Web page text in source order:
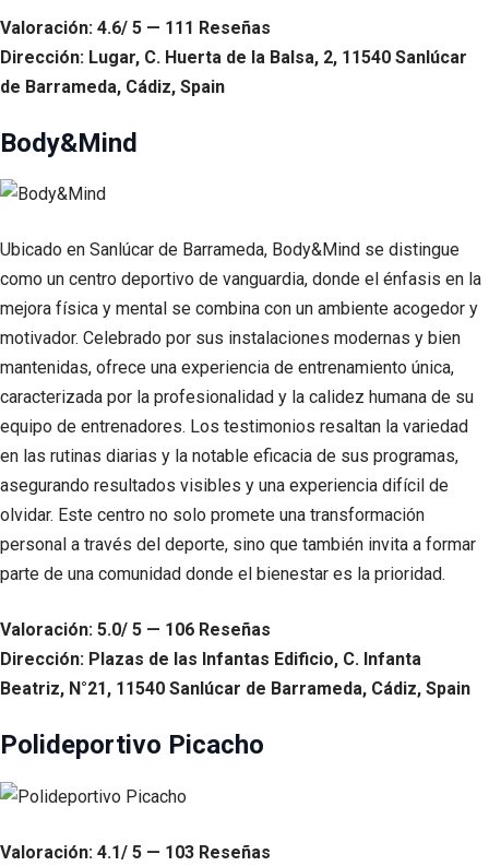
Valoración: 4.6/ 5 — 111 Reseñas
Dirección: Lugar, C. Huerta de la Balsa, 2, 11540 Sanlúcar
de Barrameda, Cádiz, Spain
Body&Mind
Ubicado en Sanlúcar de Barrameda, Body&Mind se distingue
como un centro deportivo de vanguardia, donde el énfasis en la
mejora física y mental se combina con un ambiente acogedor y
motivador. Celebrado por sus instalaciones modernas y bien
mantenidas, ofrece una experiencia de entrenamiento única,
caracterizada por la profesionalidad y la calidez humana de su
equipo de entrenadores. Los testimonios resaltan la variedad
en las rutinas diarias y la notable eficacia de sus programas,
asegurando resultados visibles y una experiencia difícil de
olvidar. Este centro no solo promete una transformación
personal a través del deporte, sino que también invita a formar
parte de una comunidad donde el bienestar es la prioridad.
Valoración: 5.0/ 5 — 106 Reseñas
Dirección: Plazas de las Infantas Edificio, C. Infanta
Beatriz, N°21, 11540 Sanlúcar de Barrameda, Cádiz, Spain
Polideportivo Picacho
Valoración: 4.1/ 5 — 103 Reseñas